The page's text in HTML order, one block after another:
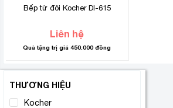
Bếp từ đôi Kocher DI-615
Liên hệ
Quà tặng trị giá 450.000 đồng
THƯƠNG HIỆU
Kocher